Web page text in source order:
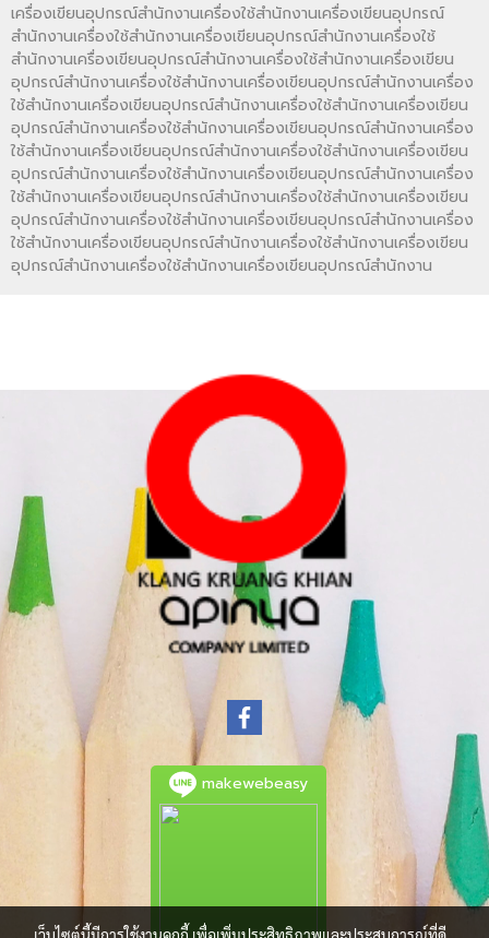
เครื่องเขียนอุปกรณ์สำนักงานเครื่องใช้สำนักงานเครื่องเขียนอุปกรณ์
สำนักงานเครื่องใช้สำนักงานเครื่องเขียนอุปกรณ์สำนักงานเครื่องใช้
สำนักงานเครื่องเขียนอุปกรณ์สำนักงานเครื่องใช้สำนักงานเครื่องเขียน
อุปกรณ์สำนักงานเครื่องใช้สำนักงานเครื่องเขียนอุปกรณ์สำนักงานเครื่อง
ใช้สำนักงานเครื่องเขียนอุปกรณ์สำนักงานเครื่องใช้สำนักงานเครื่องเขียน
อุปกรณ์สำนักงานเครื่องใช้สำนักงานเครื่องเขียนอุปกรณ์สำนักงานเครื่อง
ใช้สำนักงานเครื่องเขียนอุปกรณ์สำนักงานเครื่องใช้สำนักงานเครื่องเขียน
อุปกรณ์สำนักงานเครื่องใช้สำนักงานเครื่องเขียนอุปกรณ์สำนักงานเครื่อง
ใช้สำนักงานเครื่องเขียนอุปกรณ์สำนักงานเครื่องใช้สำนักงานเครื่องเขียน
อุปกรณ์สำนักงานเครื่องใช้สำนักงานเครื่องเขียนอุปกรณ์สำนักงานเครื่อง
ใช้สำนักงานเครื่องเขียนอุปกรณ์สำนักงานเครื่องใช้สำนักงานเครื่องเขียน
อุปกรณ์สำนักงานเครื่องใช้สำนักงานเครื่องเขียนอุปกรณ์สำนักงาน
makewebeasy